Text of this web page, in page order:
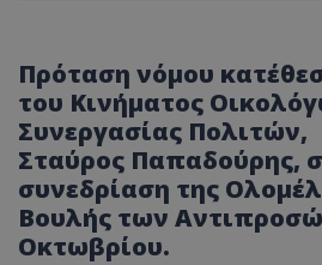
Πρόταση νόμου
του Κινήματος
Συνεργασίας Πολιτών,
Σταύρος Παπαδούρης,
συνεδρίαση της
Βουλής των
Οκτωβρίου.